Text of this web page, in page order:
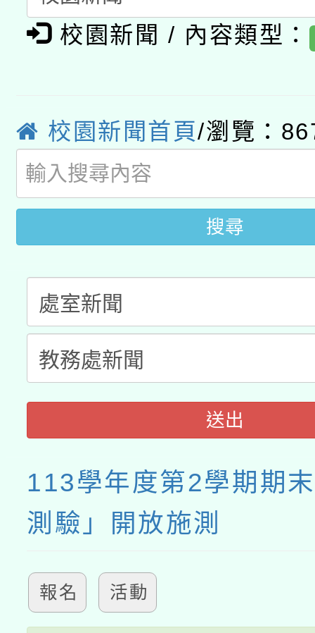
年度健康促進學校輔導
原住民族教育政策研討
族教育國際趨勢與發展
轉知教育部國民及學前
新北市政府教育局辦
方素養工作坊新北場」
函轉國立臺灣師範大學
「族語學習班」招生簡
文教學共融平台-教案
件」活動簡章
教育部國民及學前教育
年度COVID-19疫苗接
接種對象擴大為「滿6
接種之民眾」措施，延
月28日止
校園新聞 / 內容類型：
校園新聞首頁/瀏覽：
搜尋
送出
113學年度第2學期期
測驗」開放施測
報名 活動